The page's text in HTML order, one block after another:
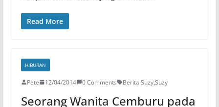
Read More
HIBURAN
Pete 12/04/2014 0 Comments Berita Suzy,Suzy
Seorang Wanita Cemburu pada